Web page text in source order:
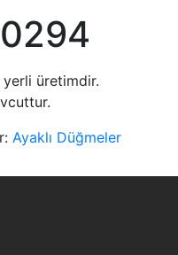
yerli üretimdir.
Ayaklı Düğmeler